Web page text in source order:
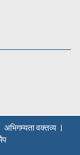
अभिगम्यता वक्तव्य